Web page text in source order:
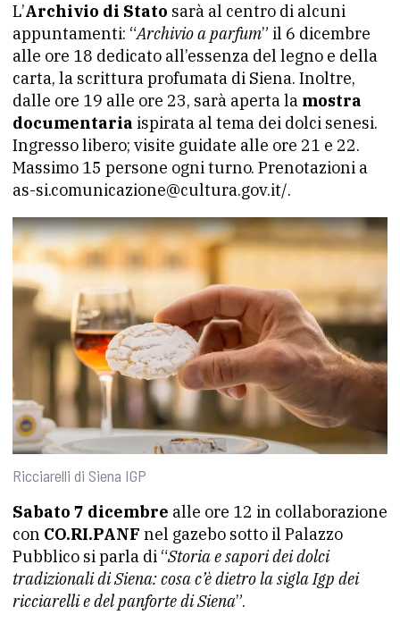
L’Archivio di Stato sarà al centro di alcuni
appuntamenti: “Archivio a parfum” il 6 dicembre
alle ore 18 dedicato all’essenza del legno e della
carta, la scrittura profumata di Siena. Inoltre,
dalle ore 19 alle ore 23, sarà aperta la mostra
documentaria ispirata al tema dei dolci senesi.
Ingresso libero; visite guidate alle ore 21 e 22.
Massimo 15 persone ogni turno. Prenotazioni a
as-si.comunicazione@cultura.gov.it/.
Ricciarelli di Siena IGP
Sabato 7 dicembre alle ore 12 in collaborazione
con CO.RI.PANF nel gazebo sotto il Palazzo
Pubblico si parla di “Storia e sapori dei dolci
tradizionali di Siena: cosa c’è dietro la sigla Igp dei
ricciarelli e del panforte di Siena”.